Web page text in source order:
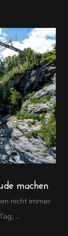
machen
nicht immer
...